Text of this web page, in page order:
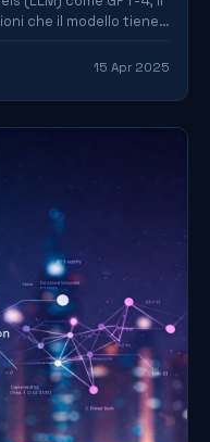
che il modello tiene…
15 Apr 2025